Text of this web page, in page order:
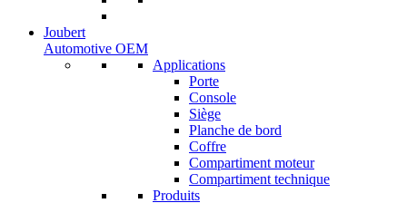
Joubert
Automotive OEM
Applications
Porte
Console
Siège
Planche de bord
Coffre
Compartiment moteur
Compartiment technique
Produits